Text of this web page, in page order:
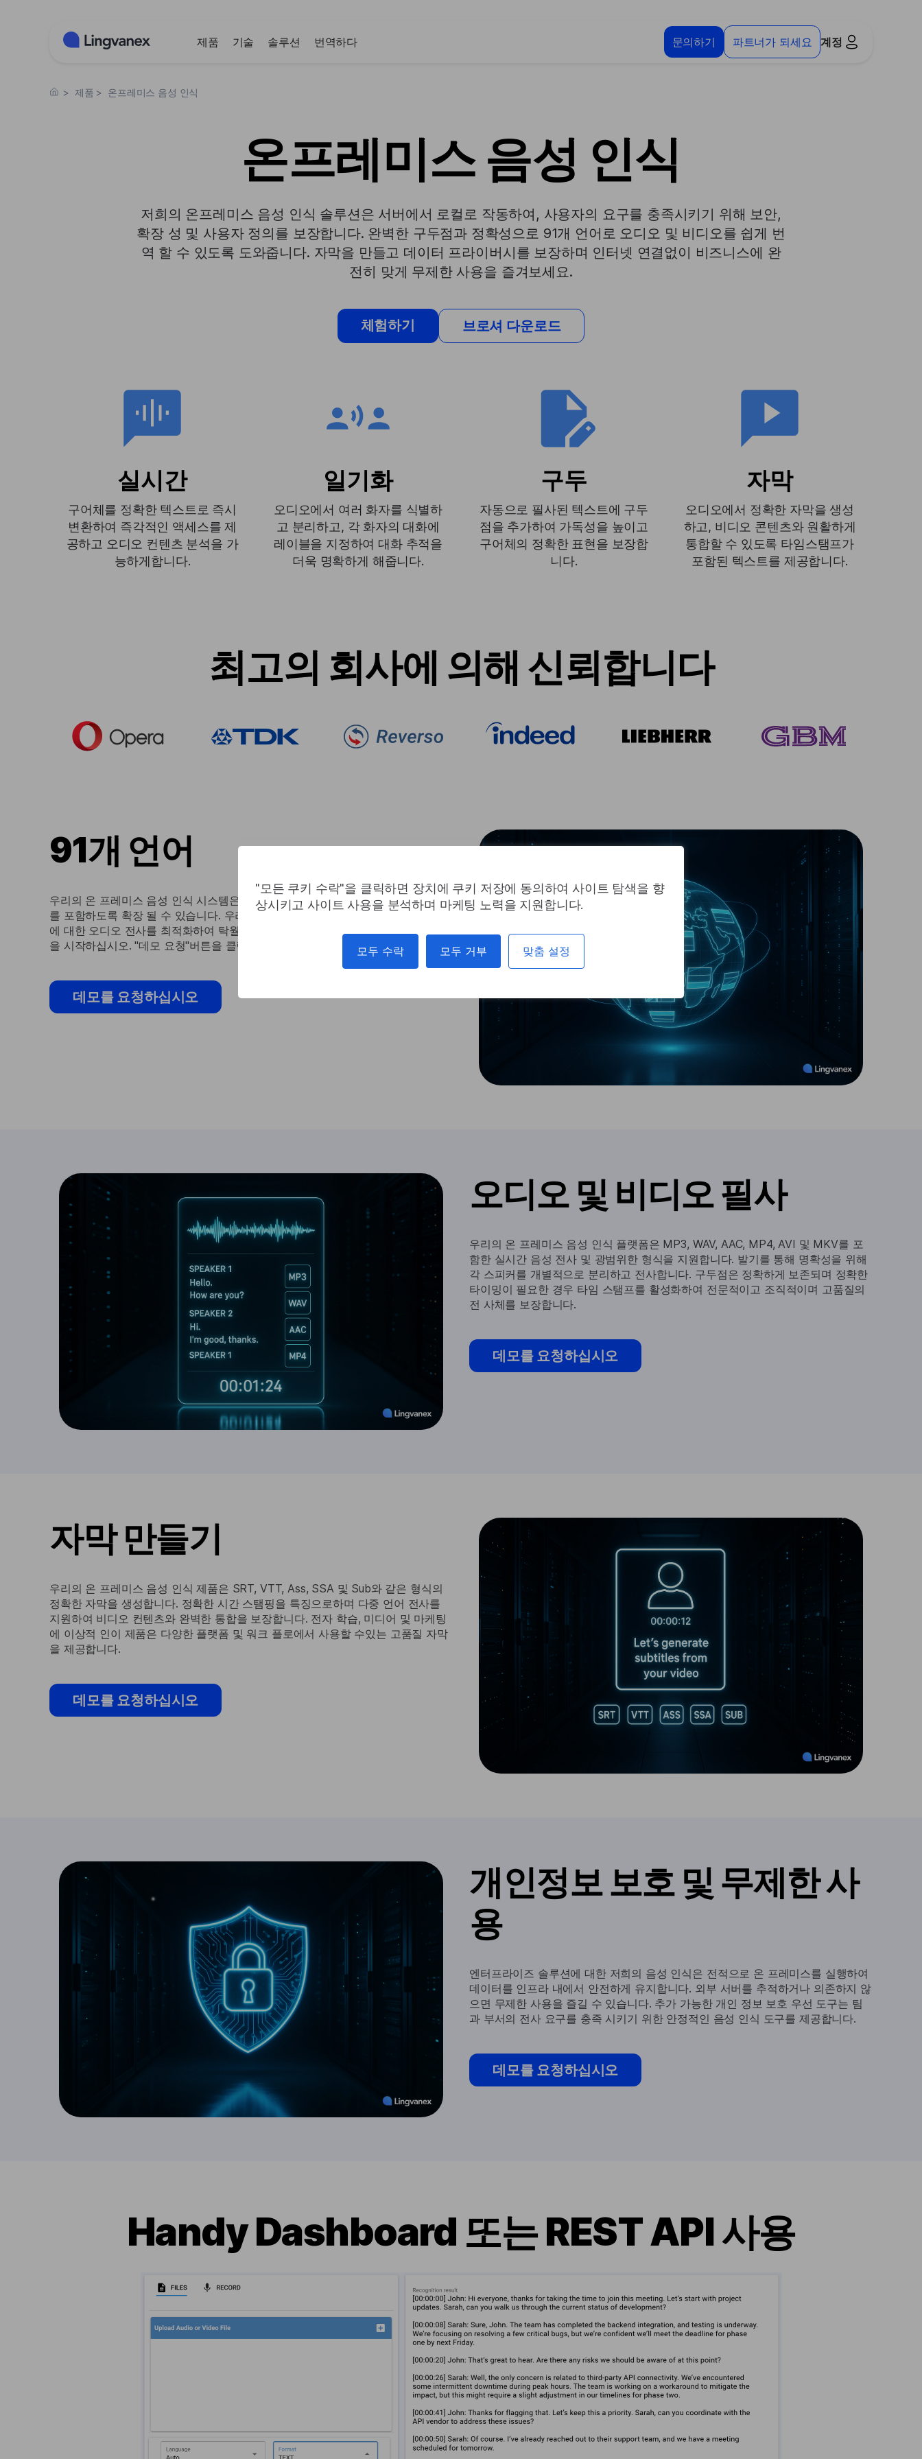
"모든 쿠키 수락"을 클릭하면 장치에 쿠키 저장에 동의하여 사이트 탐색을 향
상시키고 사이트 사용을 분석하며 마케팅 노력을 지원합니다.
모두 수락 모두 거부 맞춤 설정
제품 기술 솔루션 번역하다 문의하기 파트너가 되세요 계정
> 제품 > 온프레미스 음성 인식
온프레미스 음성 인식
저희의 온프레미스 음성 인식 솔루션은 서버에서 로컬로 작동하여, 사용자의 요구를 충족시키기 위해 보안,
확장 성 및 사용자 정의를 보장합니다. 완벽한 구두점과 정확성으로 91개 언어로 오디오 및 비디오를 쉽게 번
역 할 수 있도록 도와줍니다. 자막을 만들고 데이터 프라이버시를 보장하며 인터넷 연결없이 비즈니스에 완
전히 맞게 무제한 사용을 즐겨보세요.
체험하기 브로셔 다운로드
실시간
구어체를 정확한 텍스트로 즉시
변환하여 즉각적인 액세스를 제
공하고 오디오 컨텐츠 ​​분석을 가
능하게합니다.
일기화
오디오에서 여러 화자를 식별하
고 분리하고, 각 화자의 대화에
레이블을 지정하여 대화 추적을
더욱 명확하게 해줍니다.
구두
자동으로 필사된 텍스트에 구두
점을 추가하여 가독성을 높이고
구어체의 정확한 표현을 보장합
니다.
자막
오디오에서 정확한 자막을 생성
하고, 비디오 콘텐츠와 원활하게
통합할 수 있도록 타임스탬프가
포함된 텍스트를 제공합니다.
최고의 회사에 의해 신뢰합니다
91개 언어
우리의 온 프레미스 음성 인식 시스템은 91 개의 언어를 지원하며 요청시 추가 언어
를 포함하도록 확장 될 수 있습니다. 우리는 의약품, 제조 및 합법적 인 특수 도메인
에 대한 오디오 전사를 최적화하여 탁월한 정확도를 제공합니다. 오늘 무료 평가판
을 시작하십시오. "데모 요청"버튼을 클릭하고 양식을 작성하십시오.
데모를 요청하십시오
오디오 및 비디오 필사
우리의 온 프레미스 음성 인식 플랫폼은 MP3, WAV, AAC, MP4, AVI 및 MKV를 포
함한 실시간 음성 전사 및 광범위한 형식을 지원합니다. 발기를 통해 명확성을 위해
각 스피커를 개별적으로 분리하고 전사합니다. 구두점은 정확하게 보존되며 정확한
타이밍이 필요한 경우 타임 스탬프를 활성화하여 전문적이고 조직적이며 고품질의
전 사체를 보장합니다.
데모를 요청하십시오
자막 만들기
우리의 온 프레미스 음성 인식 제품은 SRT, VTT, Ass, SSA 및 Sub와 같은 형식의
정확한 자막을 생성합니다. 정확한 시간 스탬핑을 특징으로하며 다중 언어 전사를
지원하여 비디오 컨텐츠와 완벽한 통합을 보장합니다. 전자 학습, 미디어 및 마케팅
에 이상적 인이 제품은 다양한 플랫폼 및 워크 플로에서 사용할 수있는 고품질 자막
을 제공합니다.
데모를 요청하십시오
개인정보 보호 및 무제한 사
용
엔터프라이즈 솔루션에 대한 저희의 음성 인식은 전적으로 온 프레미스를 실행하여
데이터를 인프라 내에서 안전하게 유지합니다. 외부 서버를 추적하거나 의존하지 않
으면 무제한 사용을 즐길 수 있습니다. 추가 가능한 개인 정보 보호 우선 도구는 팀
과 부서의 전사 요구를 충족 시키기 위한 안정적인 음성 인식 도구를 제공합니다.
데모를 요청하십시오
Handy Dashboard 또는 REST API 사용